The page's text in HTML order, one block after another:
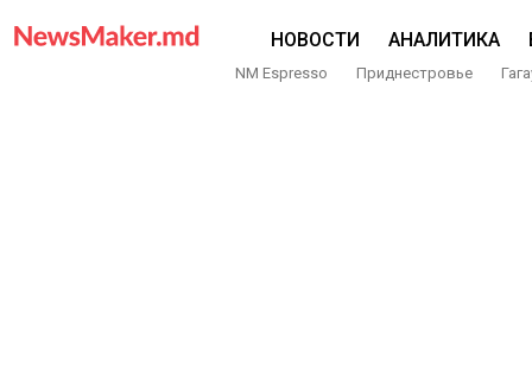
НОВОСТИ АНАЛИТИКА
NM Espresso Приднестровье